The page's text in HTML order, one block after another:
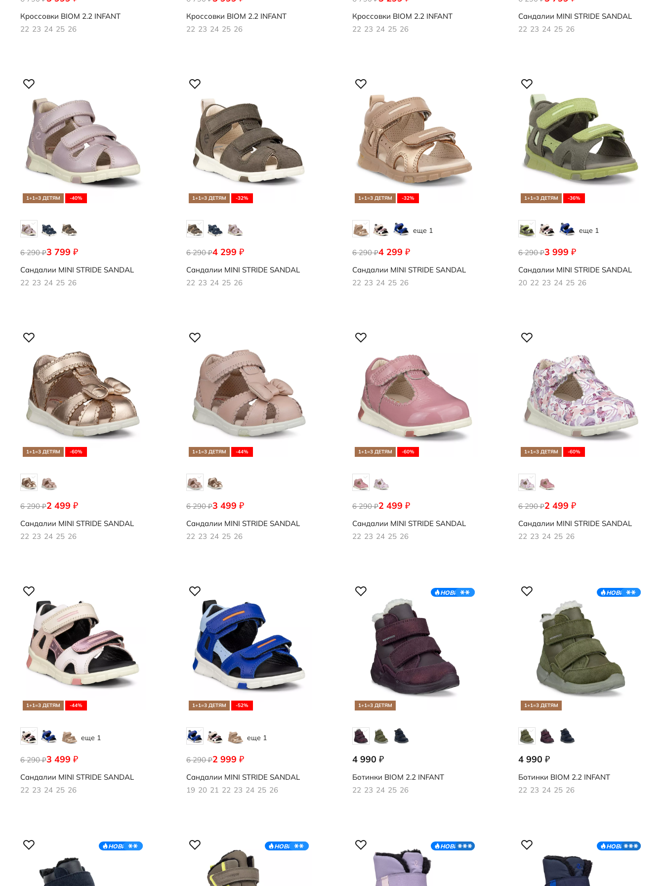
Кроссовки BIOM 2.2 INFANT
22 23 24 25 26
Кроссовки BIOM 2.2 INFANT
22 23 24 25 26
Кроссовки BIOM 2.2 INFANT
22 23 24 25 26
Сандалии MINI STRIDE SANDAL
22 23 24 25 26
1+1=3 ДЕТЯМ -40%
3 799 ₽
6 290₽
761131/60686
Сандалии MINI STRIDE SANDAL
22 23 24 25 26
1+1=3 ДЕТЯМ -32%
4 299 ₽
6 290₽
761131/02543
Сандалии MINI STRIDE SANDAL
22 23 24 25 26
1+1=3 ДЕТЯМ -32%
еще 1
4 299 ₽
6 290₽
761141/61631
Сандалии MINI STRIDE SANDAL
22 23 24 25 26
1+1=3 ДЕТЯМ -36%
еще 1
3 999 ₽
6 290₽
761141/61632
Сандалии MINI STRIDE SANDAL
20 22 23 24 25 26
1+1=3 ДЕТЯМ -60%
2 499 ₽
6 290₽
761171/61537
Сандалии MINI STRIDE SANDAL
22 23 24 25 26
1+1=3 ДЕТЯМ -44%
3 499 ₽
6 290₽
761171/61538
Сандалии MINI STRIDE SANDAL
22 23 24 25 26
1+1=3 ДЕТЯМ -60%
2 499 ₽
6 290₽
761181/04067
Сандалии MINI STRIDE SANDAL
22 23 24 25 26
1+1=3 ДЕТЯМ -60%
2 499 ₽
6 290₽
761181/61623
Сандалии MINI STRIDE SANDAL
22 23 24 25 26
1+1=3 ДЕТЯМ -44%
еще 1
3 499 ₽
6 290₽
761141/61120
Сандалии MINI STRIDE SANDAL
22 23 24 25 26
1+1=3 ДЕТЯМ -52%
еще 1
2 999 ₽
6 290₽
761141/61119
Сандалии MINI STRIDE SANDAL
19 20 21 22 23 24 25 26
НОВИНКА
1+1=3 ДЕТЯМ
4 990 ₽
710791/51455
Ботинки BIOM 2.2 INFANT
22 23 24 25 26
НОВИНКА
1+1=3 ДЕТЯМ
4 990 ₽
710791/55894
Ботинки BIOM 2.2 INFANT
22 23 24 25 26
НОВИНКА НОВИНКА НОВИНКА НОВИНКА